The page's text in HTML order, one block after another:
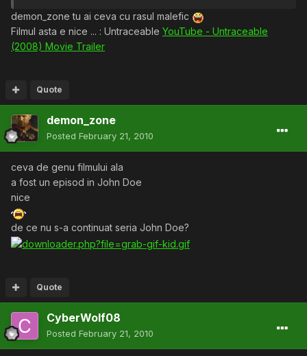
demon_zone tu ai ceva cu rasul malefic
Filmul asta e nice ... : Untraceable YouTube - Untraceable
(2008) Movie Trailer
Quote
demon_zone
Posted February 21, 2010
ceva de genu filmului ala
a fost un episod in John Doe
nice
de ce nu s-a continuat seria John Doe?
Quote
CyberWolf08
Posted February 21, 2010